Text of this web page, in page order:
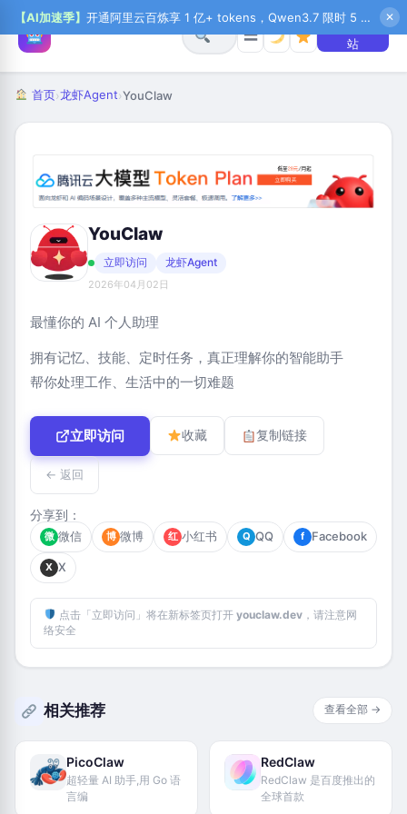
【AI加速季】 开通阿里云百炼享 1 亿+ tokens，Qwen3.7 限时 5 折起，秒悟新注送 1 万积分，加入 OPC 赢百万助力金，QoderWork CN 首月 0 元 ✕
☰
+ 提交网
站
首页›龙虾Agent›YouClaw
YouClaw
立即访问 龙虾Agent
2026年04月02日
最懂你的 AI 个人助理
拥有记忆、技能、定时任务，真正理解你的智能助手
帮你处理工作、生活中的一切难题
立即访问 收藏 复制链接
← 返回
分享到：
微 微信 博 微博 红 小红书 Q QQ f Facebook
X X
点击「立即访问」将在新标签页打开 youclaw.dev，请注意网
络安全
相关推荐 查看全部 →
PicoClaw
超轻量 AI 助手,用 Go 语
言编
RedClaw
RedClaw 是百度推出的
全球首款